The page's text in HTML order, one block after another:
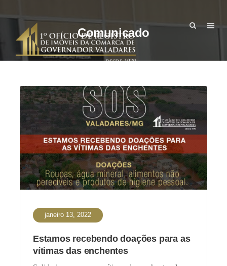
Comunicado
janeiro 13, 2022
Estamos recebendo doações para as
vítimas das enchentes